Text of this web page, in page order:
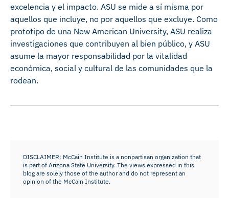
excelencia y el impacto. ASU se mide a sí misma por
aquellos que incluye, no por aquellos que excluye. Como
prototipo de una New American University, ASU realiza
investigaciones que contribuyen al bien público, y ASU
asume la mayor responsabilidad por la vitalidad
económica, social y cultural de las comunidades que la
rodean.
DISCLAIMER: McCain Institute is a nonpartisan organization that
is part of Arizona State University. The views expressed in this
blog are solely those of the author and do not represent an
opinion of the McCain Institute.